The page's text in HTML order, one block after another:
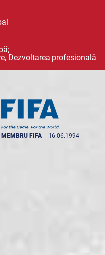
Dezvoltarea profesională
MEMBRU FIFA -- 16.06.1994